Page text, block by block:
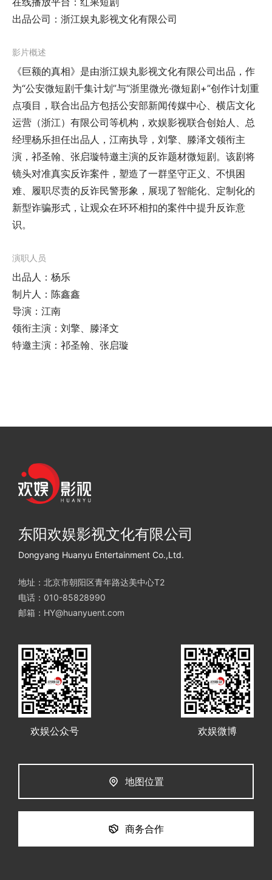
出品公司：浙江娱丸影视文化有限公司
影片概述
《巨额的真相》是由浙江娱丸影视文化有限公司出品，作
为“公安微短剧千集计划”与“浙里微光·微短剧+”创作计划重
点项目，联合出品方包括公安部新闻传媒中心、横店文化
运营（浙江）有限公司等机构，欢娱影视联合创始人、总
经理杨乐担任出品人，江南执导，刘擎、滕泽文领衔主
演，祁圣翰、张启璇特邀主演的反诈题材微短剧。该剧将
镜头对准真实反诈案件，塑造了一群坚守正义、不惧困
难、履职尽责的反诈民警形象，展现了智能化、定制化的
新型诈骗形式，让观众在环环相扣的案件中提升反诈意
识。
演职人员
出品人：杨乐
制片人：陈鑫鑫
导演：江南
领衔主演：刘擎、滕泽文
特邀主演：祁圣翰、张启璇
东阳欢娱影视文化有限公司
Dongyang Huanyu Entertainment Co.,Ltd.
地址：北京市朝阳区青年路达美中心T2
电话：010-85828990
邮箱：HY@huanyuent.com
欢娱公众号 欢娱微博
地图位置
商务合作